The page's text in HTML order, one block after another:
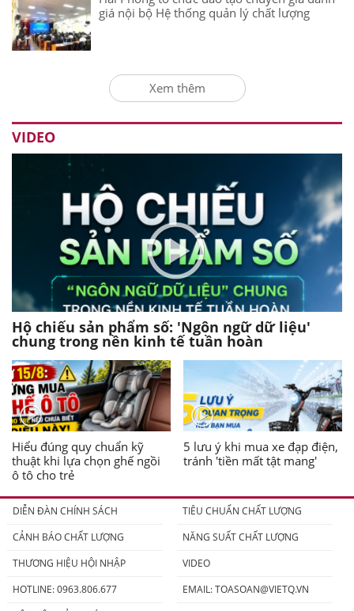
giá nội bộ Hệ thống quản lý chất lượng
Xem thêm
VIDEO
Hộ chiếu sản phẩm số: 'Ngôn ngữ dữ liệu'
chung trong nền kinh tế tuần hoàn
Hiểu đúng quy chuẩn kỹ
thuật khi lựa chọn ghế ngồi
ô tô cho trẻ
5 lưu ý khi mua xe đạp điện,
tránh 'tiền mất tật mang'
DIỄN ĐÀN CHÍNH SÁCH
TIÊU CHUẨN CHẤT LƯỢNG
CẢNH BÁO CHẤT LƯỢNG
NĂNG SUẤT CHẤT LƯỢNG
THƯƠNG HIỆU HỘI NHẬP
VIDEO
HOTLINE: 0963.806.677
EMAIL:TOASOAN@VIETQ.VN